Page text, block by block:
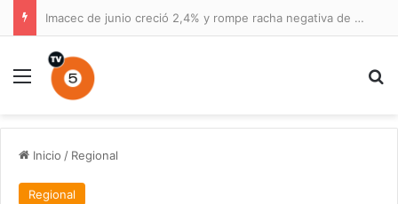
Imacec de junio creció 2,4% y rompe racha negativa de cinco meses
Menú
Inicio / Regional
Regional